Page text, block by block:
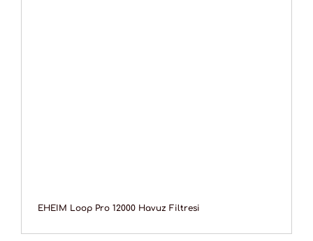
EHEIM Loop Pro 12000 Havuz Filtresi